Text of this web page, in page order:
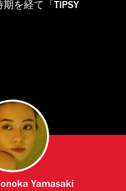
を経て「TIPSY
Yamasaki